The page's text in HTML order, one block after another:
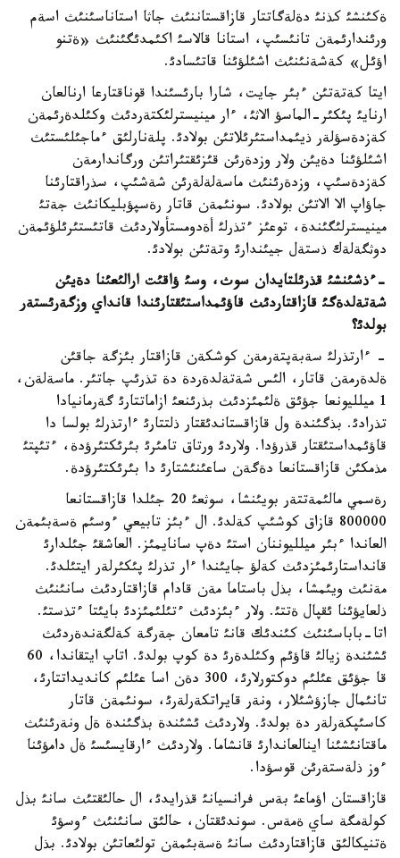
ةكئنشئ كذنئ دةلةگاتتار قازاقستاننئث جاثا استاناسئنئث اسةم
ورئندارئمةن تانئسئپ، استانا قالاسئ اكئمدئگئنئث «ةتنو
اؤئل» كةشةنئنئث اشئلؤئنا قاتئسادئ.
ايتا كةتةتئن ءبئر جايت، شارا بارئسئندا قوناقتارعا ارنالعان
ارنايئ پئكئر-الماسؤ الاثئ، ءار مينيسترلئكتةردئث وكئلدةرئمةن
كةزدةسؤلةر ذيئمداستئرئلاتئن بولادئ. پلةنارلئق ءماجئلئستئث
اشئلؤئنا دةيئن ولار وزدةرئن قئزئقتئراتئن ورگاندارمةن
كةزدةسئپ، وزدةرئنئث ماسةلةلةرئن شةشئپ، سذراقتارئنا
جاؤاپ الا الاتئن بولادئ. سونئمةن قاتار رةسپؤبليكانئث جةتئ
مينيسترلئگئندة، توعئز ءتذرلئ أةدومستأولاردئث قاتئستئرئلؤئمةن
دوثگةلةك ذستةل جيئندارئ وتةتئن بولادئ.
-ءذشئنشئ قذرئلتايدان سوث، وسئ ؤاقئت ارالئعئنا دةيئن
شةتةلدةگئ قازاقتاردئث قاؤئمداستئقتارئندا قانداي وزگةرئستةر
بولدئ؟
- ءارتذرلئ سةبةپتةرمةن كوشكةن قازاقتار بئزگة جاقئن
ةلدةرمةن قاتار، الئس شةتةلدةردة دة تذرئپ جاتئر. ماسةلةن،
1 ميلليونعا جؤئق ةلئمئزدئث بذرئنعئ ازاماتتارئ گةرمانيادا
تذرادئ. بذگئندة ول قازاقستاندئقتار ذلتتارئ ءارتذرلئ بولسا دا
قاؤئمداستئقتار قذرؤدا. ولاردئ ورتاق تامئرئ بئرئكتئرؤدة، ءتئپتئ
مذمكئن قازاقستانعا دةگةن ساعئنئشتارئ دا بئرئكتئرؤدة.
رةسمي مالئمةتتةر بويئنشا، سوثعئ 20 جئلدا قازاقستانعا
800000 قازاق كوشئپ كةلدئ. ال ءبئز تابيعي ءوسئم ةسةبئمةن
العاندا ءبئر ميلليوننان استئ دةپ سانايمئز. العاشقئ جئلدارئ
قانداستارئمئزدئث كةلؤ جايئندا ءار تذرلئ پئكئرلةر ايتئلدئ.
مةنئث ويئمشا، بذل باستاما مةن قادام قازاقتاردئث سانئنئث
ذلعايؤئنا ئقپال ةتتئ. ولار ءبئزدئث ءتئلئمئزدئ بايئتا ءتذستئ.
اتا-باباسئنئث كئندئك قانئ تامعان جةرگة كةلگةندةردئث
ئشئندة زيالئ قاؤئم وكئلدةرئ دة كوپ بولدئ. اتاپ ايتقاندا، 60
قا جؤئق عئلئم دوكتورلارئ، 300 دةن اسا عئلئم كانديداتتارئ،
تانئمال جازؤشئلار، ونةر قايراتكةرلةرئ، سونئمةن قاتار
كاسئپكةرلةر دة بولدئ. ولاردئث ئشئندة بذگئندة ةل ونةرئنئث
ماقتانئشئنا اينالعاندارئ قانشاما. ولاردئث ءارقايسئسئ ةل دامؤئنا
ءوز ذلةستةرئن قوسؤدا.
قازاقستان اؤماعئ بةس فرانسيانئ قذرايدئ، ال حالئقتئث سانئ بذل
كولةمگة ساي ةمةس. سوندئقتان، حالئق سانئنئث ءوسؤئ
ةتنيكالئق قازاقتاردئث سانئ ةسةبئمةن تولئعاتئن بولادئ. بذل